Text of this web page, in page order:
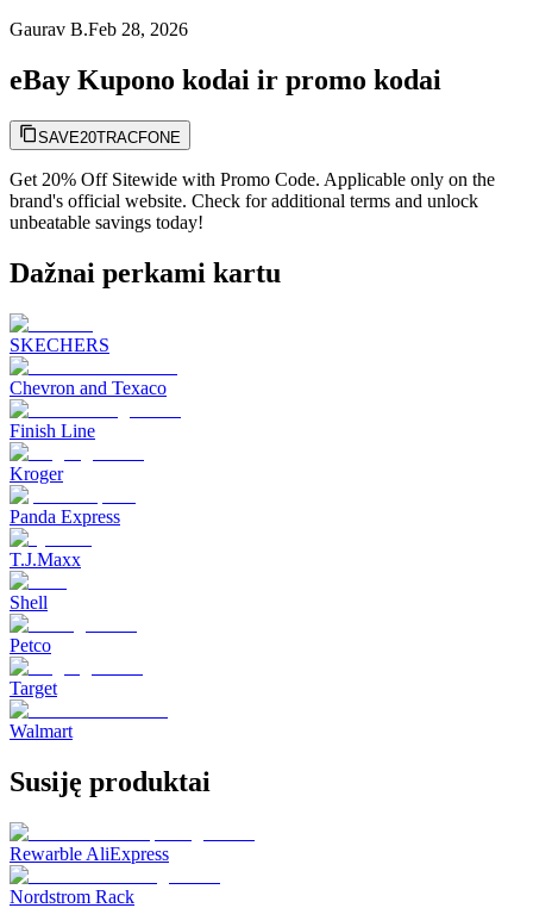
Gaurav B.Feb 28, 2026
eBay Kupono kodai ir promo kodai
SAVE20TRACFONE
Get 20% Off Sitewide with Promo Code. Applicable only on the
brand's official website. Check for additional terms and unlock
unbeatable savings today!
Dažnai perkami kartu
SKECHERS
Chevron and Texaco
Finish Line
Kroger
Panda Express
T.J.Maxx
Shell
Petco
Target
Walmart
Susiję produktai
Rewarble AliExpress
Nordstrom Rack